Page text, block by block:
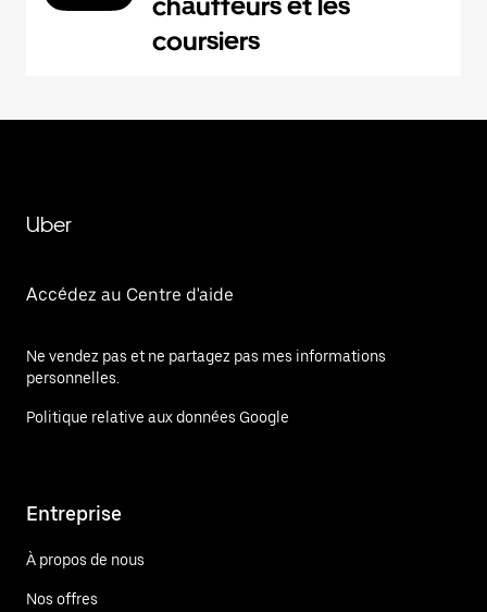
chauffeurs et les
coursiers
Uber
Accédez au Centre d'aide
Ne vendez pas et ne partagez pas mes informations
personnelles.
Politique relative aux données Google
Entreprise
À propos de nous
Nos offres